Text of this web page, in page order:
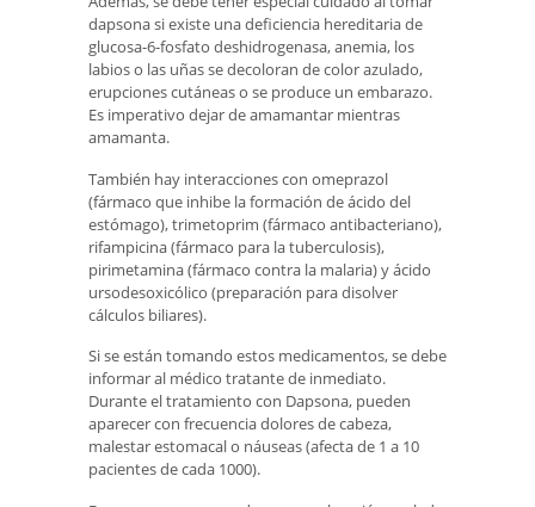
dapsona si existe una deficiencia hereditaria de
glucosa-6-fosfato deshidrogenasa, anemia, los
labios o las uñas se decoloran de color azulado,
erupciones cutáneas o se produce un embarazo.
Es imperativo dejar de amamantar mientras
amamanta.
También hay interacciones con omeprazol
(fármaco que inhibe la formación de ácido del
estómago), trimetoprim (fármaco antibacteriano),
rifampicina (fármaco para la tuberculosis),
pirimetamina (fármaco contra la malaria) y ácido
ursodesoxicólico (preparación para disolver
cálculos biliares).
Si se están tomando estos medicamentos, se debe
informar al médico tratante de inmediato.
Durante el tratamiento con Dapsona, pueden
aparecer con frecuencia dolores de cabeza,
malestar estomacal o náuseas (afecta de 1 a 10
pacientes de cada 1000).